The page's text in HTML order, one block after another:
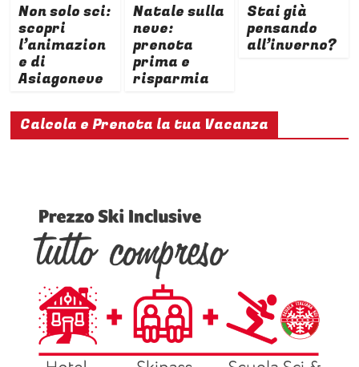
Non solo sci:
scopri
l’animazion
e di
Asiagoneve
Natale sulla
neve:
prenota
prima e
risparmia
Stai già
pensando
all’inverno?
Calcola e Prenota la tua Vacanza